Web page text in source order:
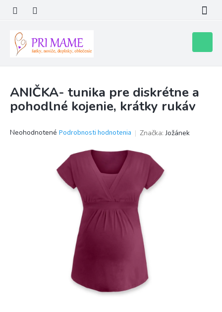
obsah
košík
ANIČKA- tunika pre diskrétne a
pohodlné kojenie, krátky rukáv
Priemerné
Neohodnotené Podrobnosti hodnotenia Značka:Jožánek